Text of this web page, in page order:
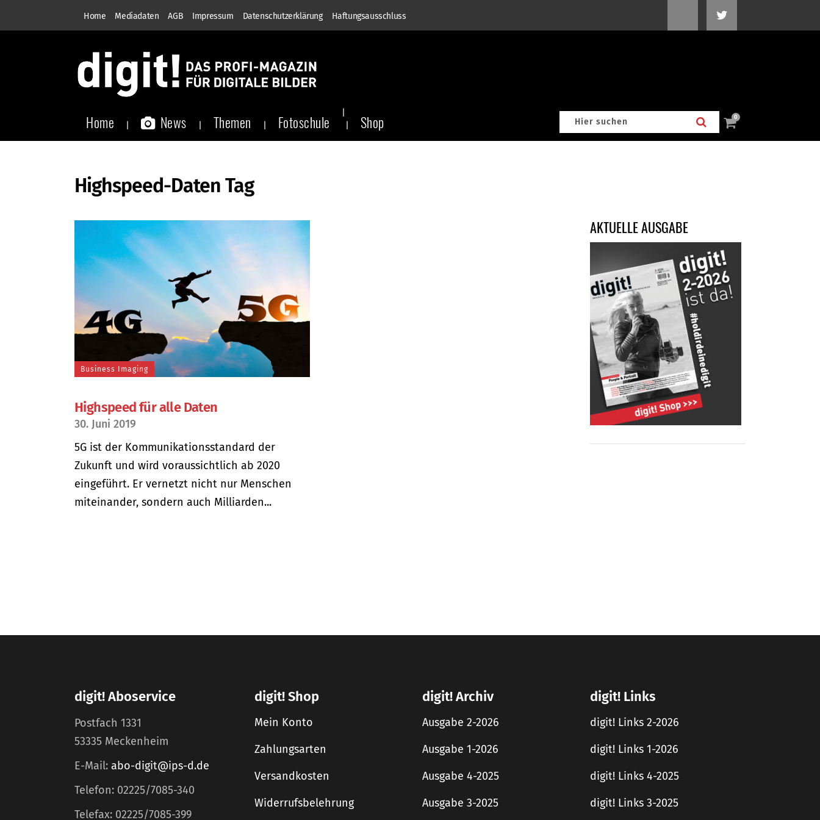
Home Mediadaten AGB Impressum Datenschutzerklärung Haftungsausschluss
Home News Themen Fotoschule Shop 0
Highspeed-Daten Tag
Business Imaging
Highspeed für alle Daten
30. Juni 2019
5G ist der Kommunikationsstandard der
Zukunft und wird voraussichtlich ab 2020
eingeführt. Er vernetzt nicht nur Menschen
miteinander, sondern auch Milliarden...
AKTUELLE AUSGABE
digit! Aboservice
Postfach 1331
53335 Meckenheim
E-Mail: abo-digit@ips-d.de
Telefon: 02225/7085-340
Telefax: 02225/7085-399
digit! Shop
Mein Konto
Zahlungsarten
Versandkosten
Widerrufsbelehrung
digit! Archiv
Ausgabe 2-2026
Ausgabe 1-2026
Ausgabe 4-2025
Ausgabe 3-2025
digit! Links
digit! Links 2-2026
digit! Links 1-2026
digit! Links 4-2025
digit! Links 3-2025